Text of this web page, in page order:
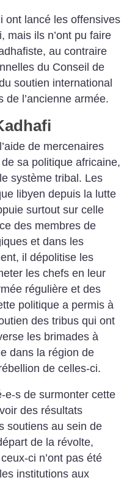
ont lancé les offensives
mais ils n’ont pu faire
au contraire
du Conseil de
soutien international
l’ancienne armée.
de mercenaires
sa politique africaine,
système tribal. Les
libyen depuis la lutte
surtout sur celle
des membres de
et dans les
il dépolitise les
les chefs en leur
régulière et des
politique a permis à
des tribus qui ont
les brimades à
dans la région de
de celles-ci.
e-s de surmonter cette
des résultats
soutiens au sein de
de la révolte,
ci n’ont pas été
institutions aux